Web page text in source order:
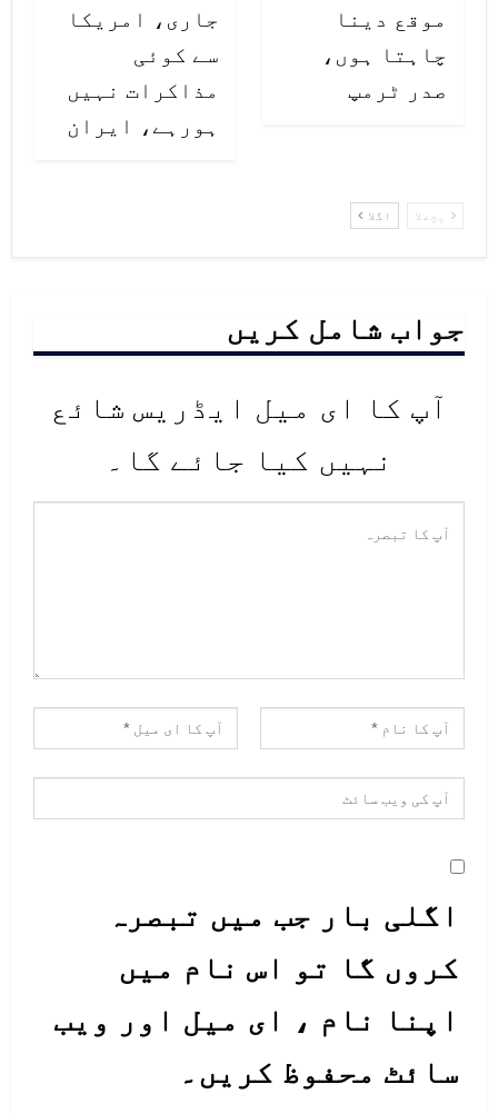
ہے، اس لیے مؤثر اقدامات نہ ہوئے تو
مختلف علاقوں میں بھوک اور افلاس
موقع دینا
چاہتا ہوں،
صدر ٹرمپ
جاری، امریکا
سے کوئی
مذاکرات نہیں
ہورہے، ایران
پچھلا اگلا
جواب شامل کریں
آپ کا ای میل ایڈریس شائع
نہیں کیا جائے گا۔
اگلی بار جب میں تبصرہ
کروں گا تو اس نام میں
اپنا نام ، ای میل اور ویب
سائٹ محفوظ کریں۔